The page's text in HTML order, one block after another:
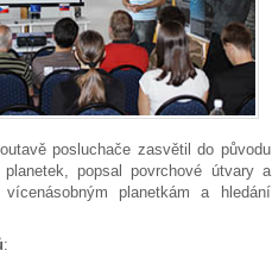
posluchače zasvětil do původu
popsal povrchové útvary a
planetkám a hledání
: